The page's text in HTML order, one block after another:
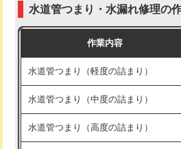
モルタル補修（厚さ10㎝超え）
洗面台設置
化粧台設置
追加人工
式）)
式・ワンホール）)
交換・取付(排水栓・排水トラップ
水道管つまり・水漏れ修理の
作業内容
水道管つまり（軽度の詰まり）
水道管つまり（中度の詰まり）
水道管つまり（高度の詰まり）